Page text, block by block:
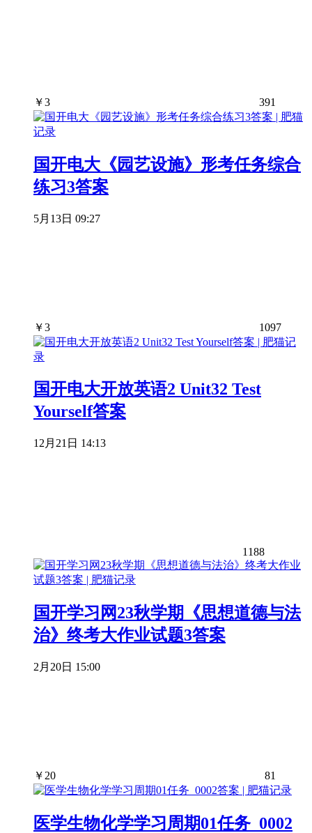
￥3 391
国开电大《园艺设施》形考任务综合
练习3答案
5月13日 09:27
￥3 1097
国开电大开放英语2 Unit32 Test
Yourself答案
12月21日 14:13
1188
国开学习网23秋学期《思想道德与法
治》终考大作业试题3答案
2月20日 15:00
￥ 20 81
医学生物化学学习周期01任务_0002